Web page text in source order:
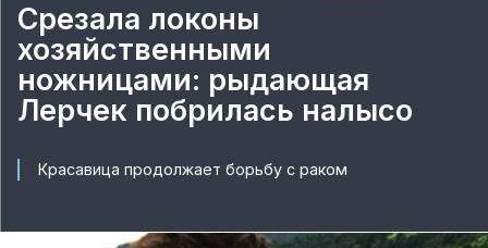
Срезала локоны
хозяйственными
ножницами: рыдающая
Лерчек побрилась налысо
Красавица продолжает борьбу с раком